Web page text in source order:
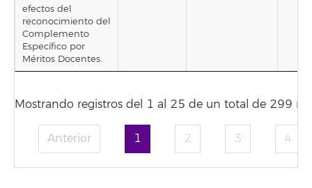
efectos del
reconocimiento del
Complemento
Específico por
Méritos Docentes.
Mostrando registros del 1 al 25 de un total de 299
Anterior 1 2 3 4